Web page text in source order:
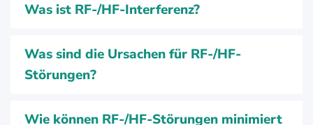
Was ist RF-/HF-Interferenz?
Was sind die Ursachen für RF-/HF-
Störungen?
Wie können RF-/HF-Störungen minimiert